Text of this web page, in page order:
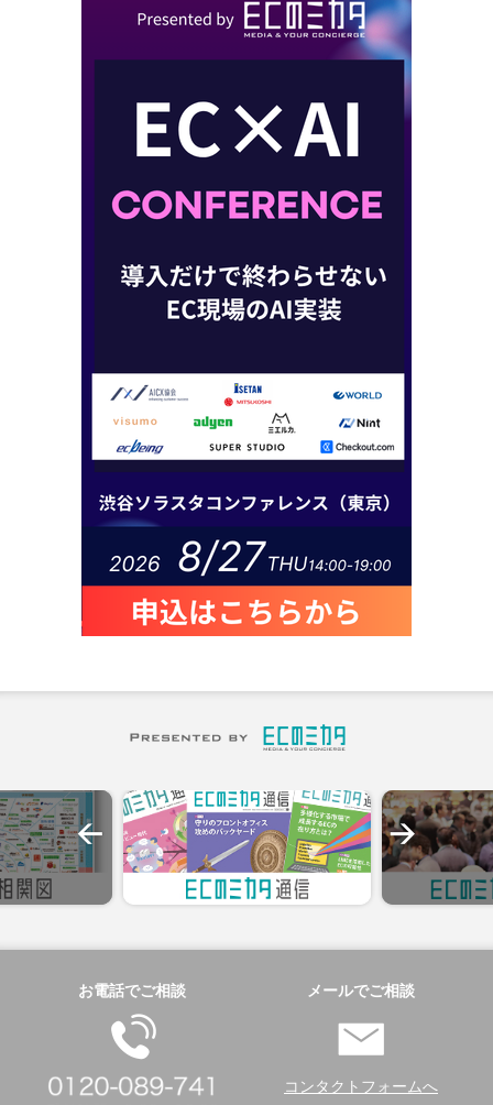
お電話でご相談 メールでご相談
コンタクトフォームへ